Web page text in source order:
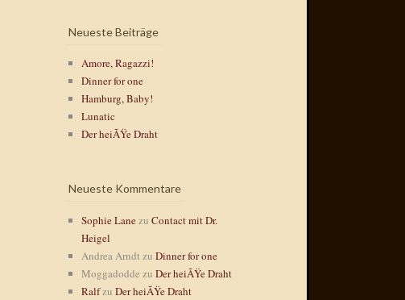
Neueste Beiträge
Amore, Ragazzi!
Dinner for one
Hamburg, Baby!
Lunatic
Der heiÃŸe Draht
Neueste Kommentare
Sophie Lanezu Contact mit Dr.
Heigel
Andrea Arndt zu Dinner for one
Moggadodde zu Der heiÃŸe Draht
Ralfzu Der heiÃŸe Draht